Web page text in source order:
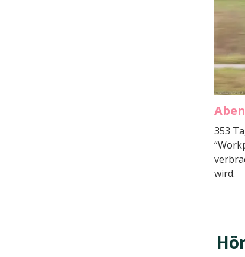
353
wird.